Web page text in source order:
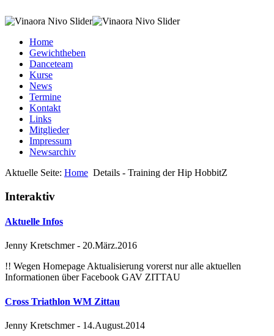
Home
Gewichtheben
Danceteam
Kurse
News
Termine
Kontakt
Links
Mitglieder
Impressum
Newsarchiv
Aktuelle Seite: Home Details - Training der Hip HobbitZ
Interaktiv
Aktuelle Infos
Jenny Kretschmer- 20.März.2016
!! Wegen Homepage Aktualisierung vorerst nur alle aktuellen
Informationen über Facebook GAV ZITTAU
Cross Triathlon WM Zittau
Jenny Kretschmer- 14.August.2014